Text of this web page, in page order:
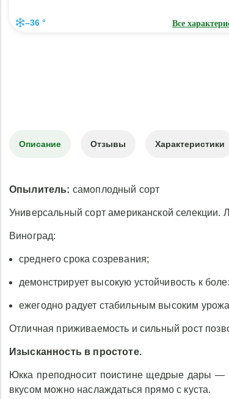
–36 ° Все
Описание Отзывы Характеристики
Опылитель: самоплодный сорт
Универсальный сорт американской селекции.
Виноград:
среднего срока созревания;
демонстрирует высокую устойчивость к
ежегодно радует стабильным высоким
Отличная приживаемость и сильный рост
Изысканность в простоте.
Юкка преподносит поистине щедрые дары —
вкусом можно наслаждаться прямо с куста.